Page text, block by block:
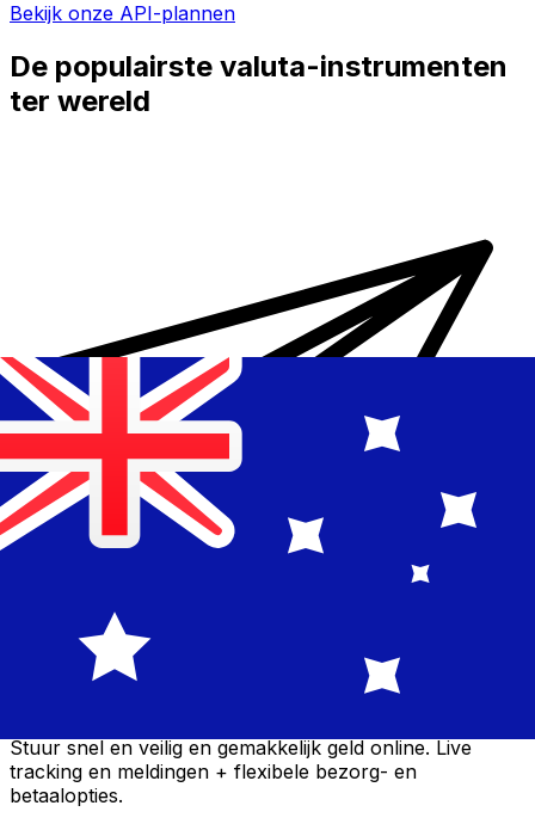
Bekijk onze API-plannen
De populairste valuta-instrumenten
ter wereld
Xe Internationale Geldoverboeking
Stuur snel en veilig en gemakkelijk geld online. Live
tracking en meldingen + flexibele bezorg- en
betaalopties.